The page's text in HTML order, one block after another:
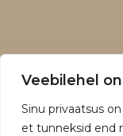
Veebilehel
Sinu privaatsus
et tunneksid end